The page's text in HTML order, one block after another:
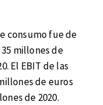
consumo fue de
millones de
El EBIT de las
de euros
de 2020.